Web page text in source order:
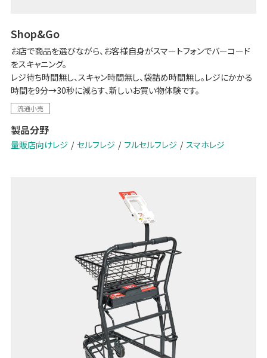
Shop&Go
お店で商品を選びながら、お客様自身がスマートフォンでバーコード
をスキャニング。
レジ待ち時間無し、スキャン時間無し、袋詰め時間無し。レジにかかる
時間を9分→30秒に減らす、新しいお買い物体験です。
流通小売
製品分野
量販店向けレジ セルフレジ フルセルフレジ スマホレジ